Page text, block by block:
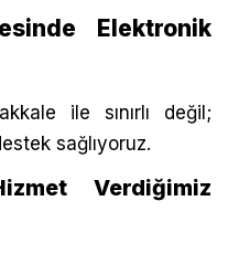
Elektronik
ile sınırlı değil;
sağlıyoruz.
Verdiğimiz